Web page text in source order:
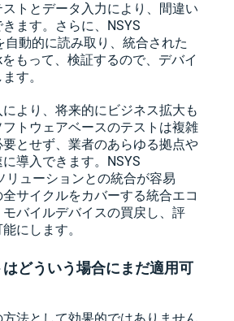
トとデータ入力により、間違い
ます。さらに、NSYS
自動的に読み取り、統合された
をもって、検証するので、デバイ
す。
より、将来的にビジネス拡大も
トウェアベースのテストは複雑
とせず、業者のあらゆる拠点や
導入できます。NSYS
リューションとの統合が容易
サイクルをカバーする統合エコ
バイルデバイスの買戻し、評
にします。
どういう場合にまだ適用可